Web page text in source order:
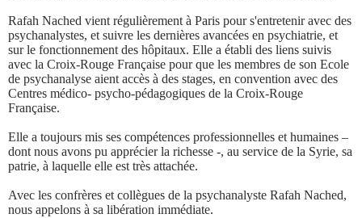
Rafah Nached vient régulièrement à Paris pour s'entretenir avec des
psychanalystes, et suivre les dernières avancées en psychiatrie, et
sur le fonctionnement des hôpitaux. Elle a établi des liens suivis
avec la Croix-Rouge Française pour que les membres de son Ecole
de psychanalyse aient accès à des stages, en convention avec des
Centres médico- psycho-pédagogiques de la Croix-Rouge
Française.
Elle a toujours mis ses compétences professionnelles et humaines –
dont nous avons pu apprécier la richesse -, au service de la Syrie, sa
patrie, à laquelle elle est très attachée.
Avec les confrères et collègues de la psychanalyste Rafah Nached,
nous appelons à sa libération immédiate.